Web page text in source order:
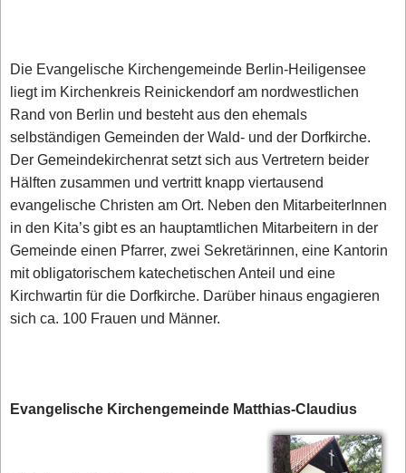
Die Evangelische Kirchengemeinde Berlin-Heiligensee
liegt im Kirchenkreis Reinickendorf am nordwestlichen
Rand von Berlin und besteht aus den ehemals
selbständigen Gemeinden der Wald- und der Dorfkirche.
Der Gemeindekirchenrat setzt sich aus Vertretern beider
Hälften zusammen und vertritt knapp viertausend
evangelische Christen am Ort. Neben den MitarbeiterInnen
in den Kita’s gibt es an hauptamtlichen Mitarbeitern in der
Gemeinde einen Pfarrer, zwei Sekretärinnen, eine Kantorin
mit obligatorischem katechetischen Anteil und eine
Kirchwartin für die Dorfkirche. Darüber hinaus engagieren
sich ca. 100 Frauen und Männer.
Evangelische Kirchengemeinde Matthias-Claudius